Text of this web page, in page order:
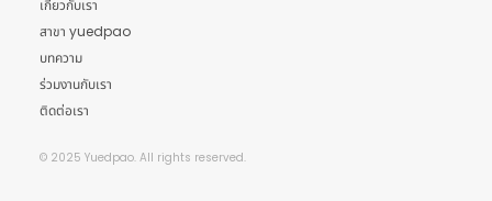
เกี่ยวกับเรา
สาขา yuedpao
บทความ
ร่วมงานกับเรา
ติดต่อเรา
© 2025 Yuedpao. All rights reserved.